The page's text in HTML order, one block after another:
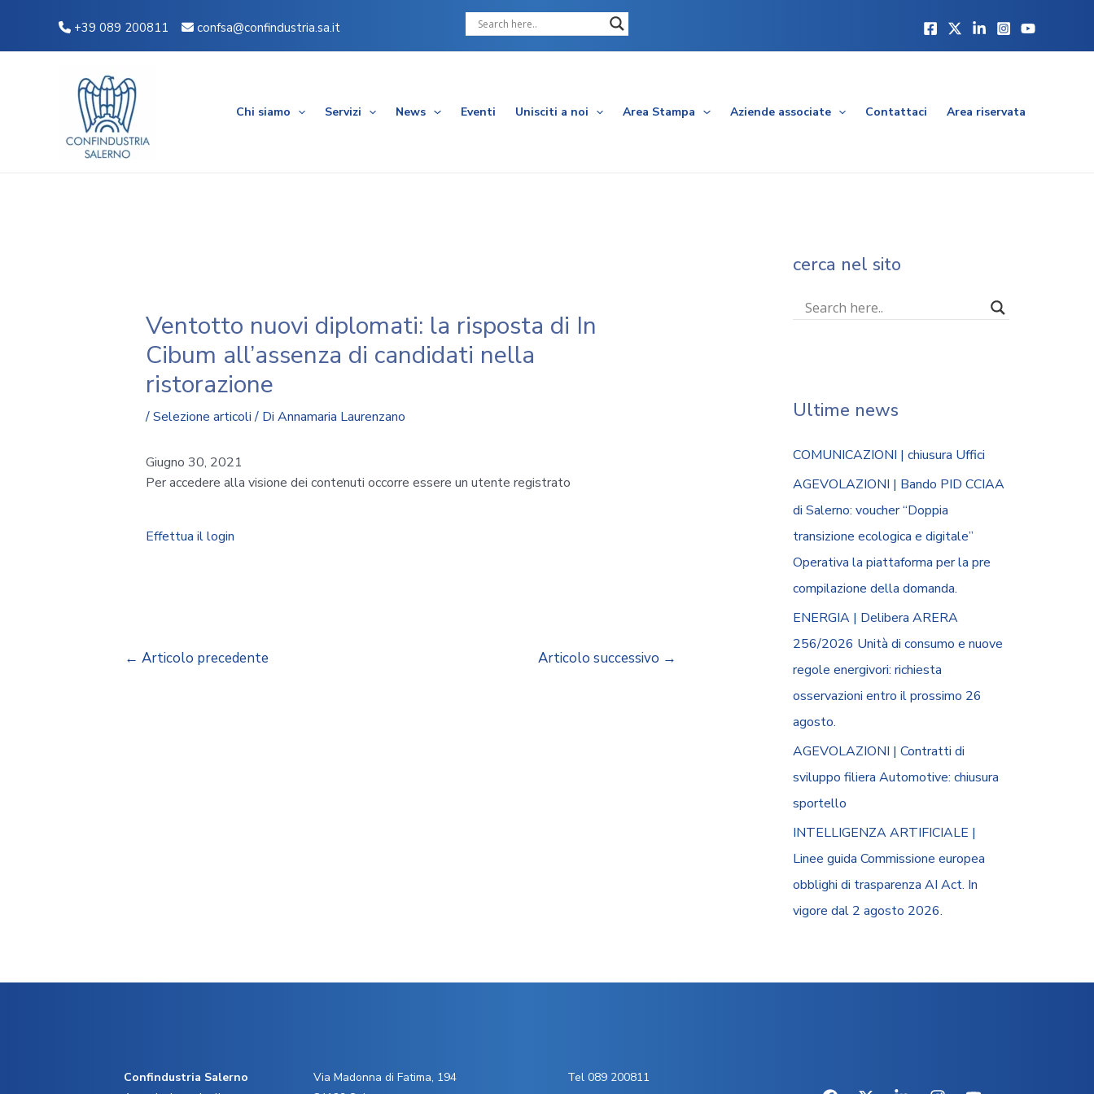
contenuto
+39 089 200811 confsa@confindustria.sa.it
Chi siamo Servizi News Eventi Unisciti a noi Area Stampa Aziende associate Contattaci Area riservata
Ventotto nuovi diplomati: la risposta di In
Cibum all’assenza di candidati nella
ristorazione
/Selezione articoli/ Di Annamaria Laurenzano
Giugno 30, 2021
Per accedere alla visione dei contenuti occorre essere un utente registrato
Effettua il login
articoli
← Articolo precedente Articolo successivo →
cerca nel sito
Ultime news
COMUNICAZIONI | chiusura Uffici
AGEVOLAZIONI | Bando PID CCIAA
di Salerno: voucher “Doppia
transizione ecologica e digitale”
Operativa la piattaforma per la pre
compilazione della domanda.
ENERGIA | Delibera ARERA
256/2026 Unità di consumo e nuove
regole energivori: richiesta
osservazioni entro il prossimo 26
agosto.
AGEVOLAZIONI | Contratti di
sviluppo filiera Automotive: chiusura
sportello
INTELLIGENZA ARTIFICIALE |
Linee guida Commissione europea
obblighi di trasparenza AI Act. In
vigore dal 2 agosto 2026.
Confindustria Salerno
Via Madonna di Fatima, 194
Tel 089 200811